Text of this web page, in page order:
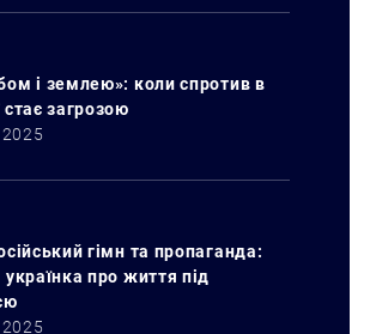
і землею»: коли спротив в
стає загрозою
гімн та пропаганда:
українка про життя під